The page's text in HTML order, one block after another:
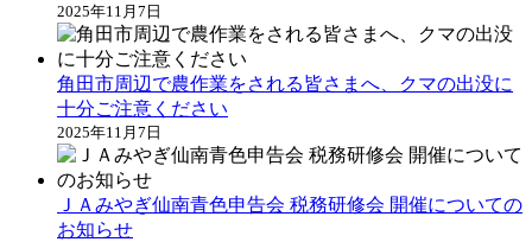
2025年11月7日
角田市周辺で農作業をされる皆さまへ、クマの出没に
十分ご注意ください
2025年11月7日
ＪＡみやぎ仙南青色申告会 税務研修会 開催についての
お知らせ